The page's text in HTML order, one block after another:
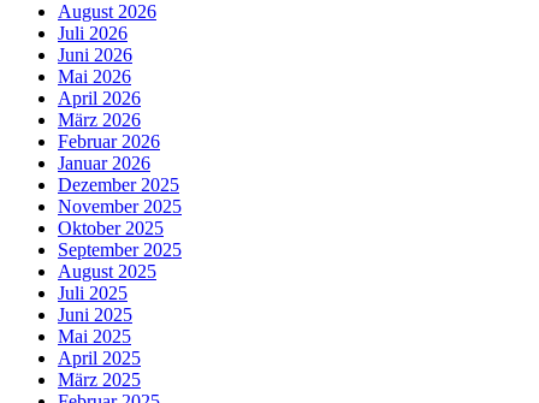
August 2026
Juli 2026
Juni 2026
Mai 2026
April 2026
März 2026
Februar 2026
Januar 2026
Dezember 2025
November 2025
Oktober 2025
September 2025
August 2025
Juli 2025
Juni 2025
Mai 2025
April 2025
März 2025